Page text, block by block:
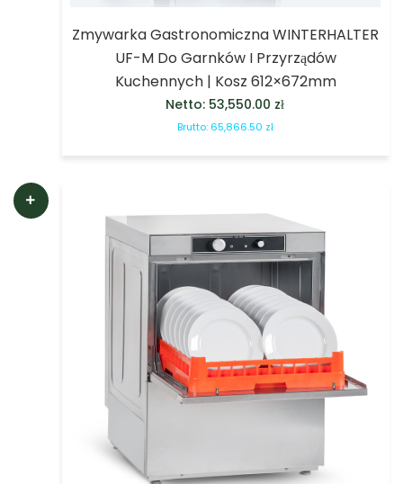
Zmywarka Gastronomiczna WINTERHALTER
UF-M Do Garnków I Przyrządów
Kuchennych | Kosz 612×672mm
Netto: 53,550.00 zł
Brutto: 65,866.50 zł